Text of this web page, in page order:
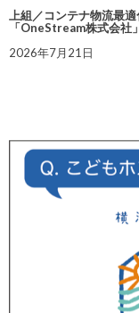
上組／コンテナ物流最
「OneStream株式会社
2026年7月21日